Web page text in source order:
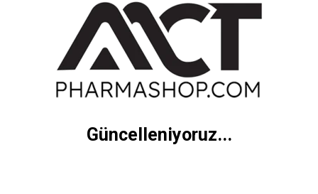
Güncelleniyoruz...